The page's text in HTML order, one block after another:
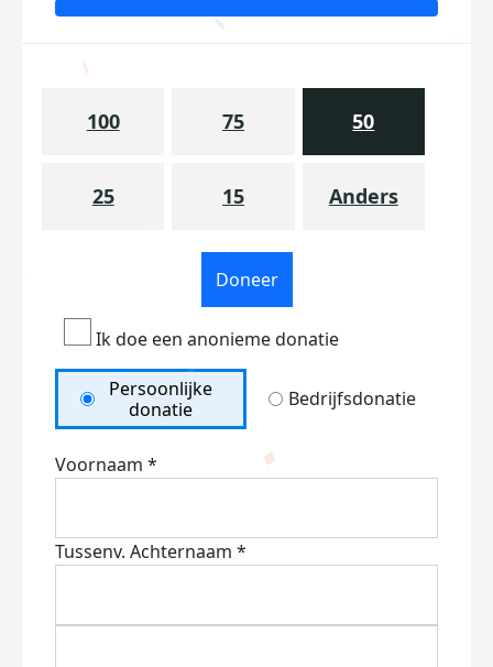
100 75 50
25 15 Anders
Doneer
Ik doe een anonieme donatie
Persoonlijke
donatie
Bedrijfsdonatie
Voornaam *
Tussenv. Achternaam *